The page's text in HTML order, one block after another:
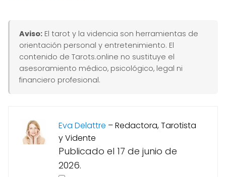
Aviso: El tarot y la videncia son herramientas de
orientación personal y entretenimiento. El
contenido de Tarots.online no sustituye el
asesoramiento médico, psicológico, legal ni
financiero profesional.
Eva Delattre –Redactora, Tarotista
y Vidente
Publicado el 17 de junio de
2026.